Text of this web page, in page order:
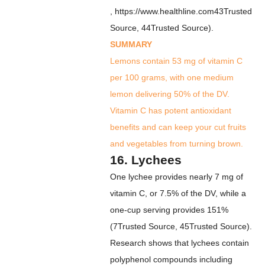
, https://www.healthline.com43Trusted
Source, 44Trusted Source).
SUMMARY
Lemons contain 53 mg of vitamin C
per 100 grams, with one medium
lemon delivering 50% of the DV.
Vitamin C has potent antioxidant
benefits and can keep your cut fruits
and vegetables from turning brown.
16. Lychees
One lychee provides nearly 7 mg of
vitamin C, or 7.5% of the DV, while a
one-cup serving provides 151%
(7Trusted Source, 45Trusted Source).
Research shows that lychees contain
polyphenol compounds including